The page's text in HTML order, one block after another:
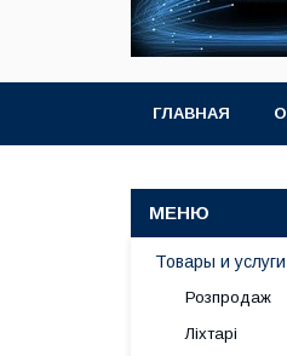
ГЛАВНАЯ
Товары и услуги
Розпродаж
Ліхтарі